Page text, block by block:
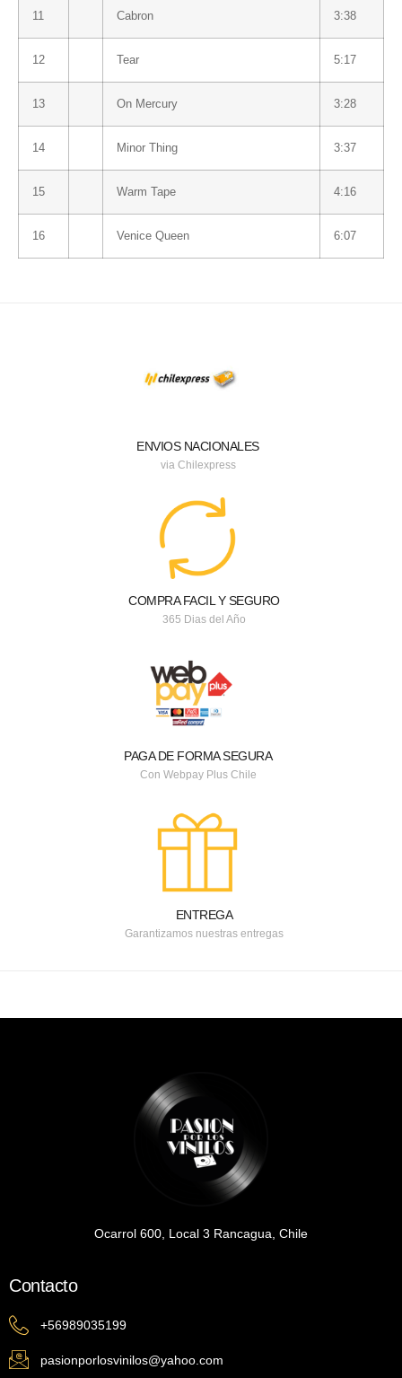
11 Cabron 3:38
12 Tear 5:17
13 On Mercury 3:28
14 Minor Thing 3:37
15 Warm Tape 4:16
16 Venice Queen 6:07
ENVIOS NACIONALES
via Chilexpress
COMPRA FACIL Y SEGURO
365 Dias del Año
PAGA DE FORMA SEGURA
Con Webpay Plus Chile
ENTREGA
Garantizamos nuestras entregas
Ocarrol 600, Local 3 Rancagua, Chile
Contacto
+56989035199
pasionporlosvinilos@yahoo.com